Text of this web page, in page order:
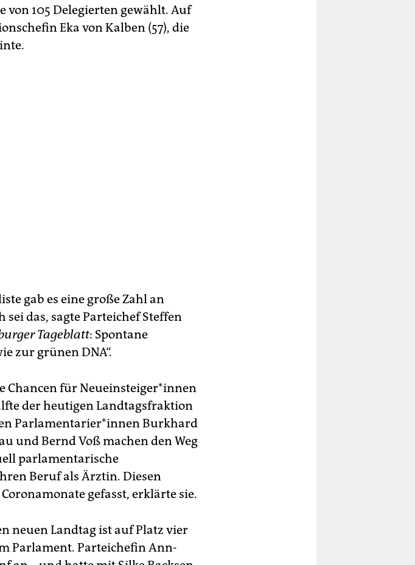
von 105 Delegierten gewählt. Auf
Eka von Kalben (57), die
gab es eine große Zahl an
das, sagte Parteichef Steffen
Tageblatt: Spontane
zur grünen DNA“.
Chancen für Neu­ein­stei­ge­r*in­nen
der heutigen Landtagsfraktion
Par­la­men­ta­rie­r*in­nen Burkhard
und Bernd Voß machen den Weg
parlamentarische
Beruf als Ärztin. Diesen
gefasst, erklärte sie.
neuen Landtag ist auf Platz vier
Parlament. Parteichefin Ann-